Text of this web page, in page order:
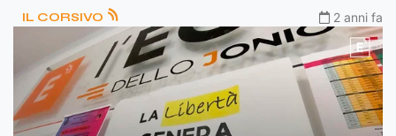
IL CORSIVO 2 anni fa